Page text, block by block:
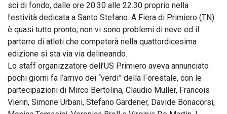
sci di fondo, dalle ore 20.30 alle 22.30 proprio nella
festività dedicata a Santo Stefano. A Fiera di Primiero (TN)
è quasi tutto pronto, non vi sono problemi di neve ed il
parterre di atleti che competerà nella quattordicesima
edizione si sta via via delineando.
Lo staff organizzatore dell’US Primiero aveva annunciato
pochi giorni fa l’arrivo dei “verdi” della Forestale, con le
partecipazioni di Mirco Bertolina, Claudio Muller, Francois
Vierin, Simone Urbani, Stefano Gardener, Davide Bonacorsi,